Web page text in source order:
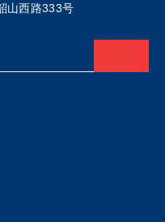
山西路333号